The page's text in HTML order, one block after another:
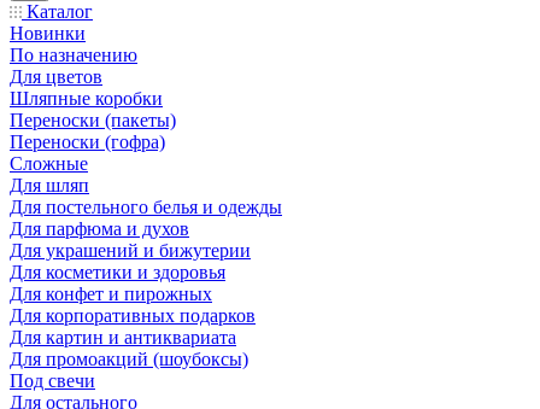
Каталог
Новинки
По назначению
Для цветов
Шляпные коробки
Переноски (пакеты)
Переноски (гофра)
Сложные
Для шляп
Для постельного белья и одежды
Для парфюма и духов
Для украшений и бижутерии
Для косметики и здоровья
Для конфет и пирожных
Для корпоративных подарков
Для картин и антиквариата
Для промоакций (шоубоксы)
Под свечи
Для остального